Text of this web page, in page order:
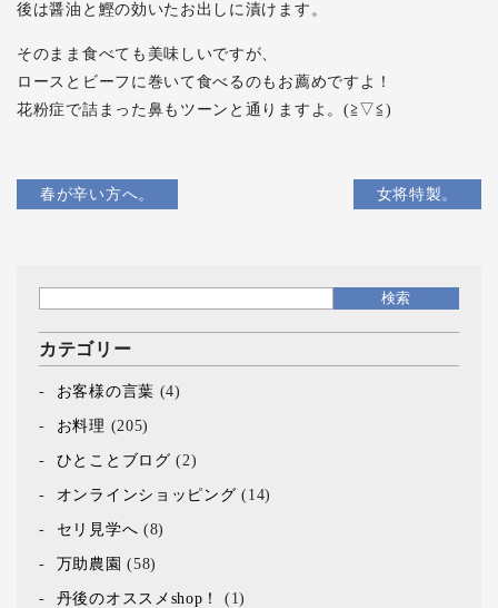
後は醤油と鰹の効いたお出しに漬けます。
そのまま食べても美味しいですが、
ロースとビーフに巻いて食べるのもお薦めですよ！
花粉症で詰まった鼻もツーンと通りますよ。(≧▽≦)
春が辛い方へ。 女将特製。
カテゴリー
お客様の言葉 (4)
お料理 (205)
ひとことブログ (2)
オンラインショッピング (14)
セリ見学へ (8)
万助農園 (58)
丹後のオススメshop！ (1)